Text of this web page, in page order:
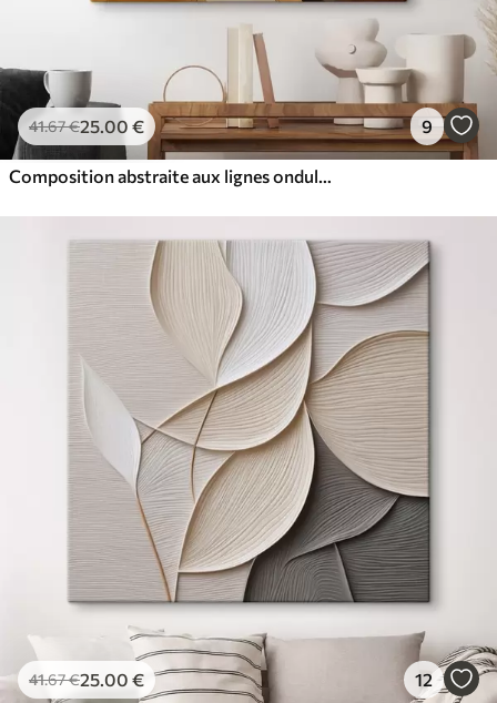
41.67€25.00 € 9
Composition abstraite aux lignes ondulées dynamiques, dans une palette de tons brun terre cuite
41.67€25.00 € 12